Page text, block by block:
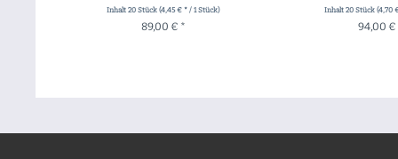
Inhalt20 Stück(4,45 € * / 1 Stück)
89,00 € *
Inhalt 20 Stück (4,70
94,00 €